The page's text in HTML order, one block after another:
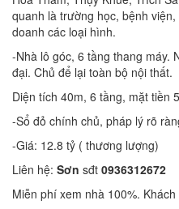
quanh là trường học, bệnh
doanh các loại hình.
-Nhà lô góc, 6 tầng thang máy.
đại. Chủ để lại toàn bộ nội thất.
Diện tích 40m, 6 tầng, mặt tiền
-Sổ đỏ chính chủ, pháp lý rõ
-Giá: 12.8 tỷ ( thương lượng)
Liên hệ: Sơn sđt 0936312672
Miễn phí xem nhà 100%.